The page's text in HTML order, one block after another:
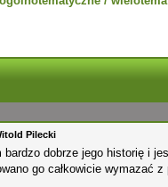
Pilecki
bardzo dobrze jego historię i
go całkowicie wymazać z